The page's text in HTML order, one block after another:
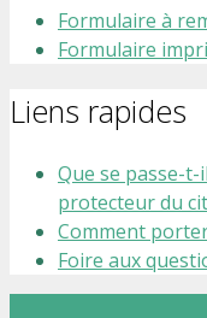
Formulaire à
Formulaire
Liens rapides
Que se passe-
protecteur du
Comment
Foire aux